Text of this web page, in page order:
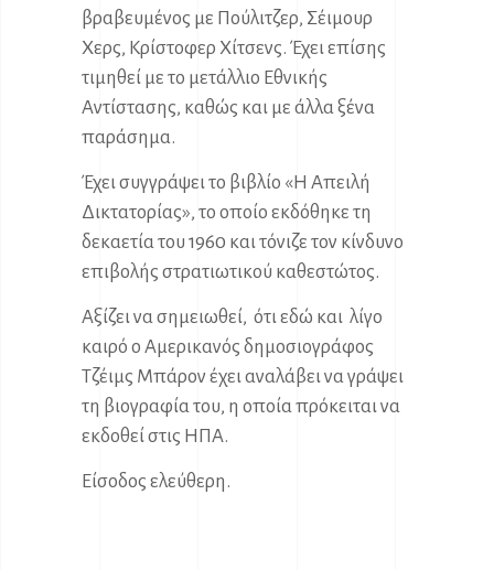
βραβευμένος με Πούλιτζερ, Σέιμουρ
Χερς, Κρίστοφερ Χίτσενς. Έχει επίσης
τιμηθεί με το μετάλλιο Εθνικής
Αντίστασης, καθώς και με άλλα ξένα
παράσημα.
Έχει συγγράψει το βιβλίο «Η Απειλή
Δικτατορίας», το οποίο εκδόθηκε τη
δεκαετία του 1960 και τόνιζε τον κίνδυνο
επιβολής στρατιωτικού καθεστώτος.
Αξίζει να σημειωθεί, ότι εδώ και λίγο
καιρό ο Αμερικανός δημοσιογράφος
Τζέιμς Μπάρον έχει αναλάβει να γράψει
τη βιογραφία του, η οποία πρόκειται να
εκδοθεί στις ΗΠΑ.
Είσοδος ελεύθερη.